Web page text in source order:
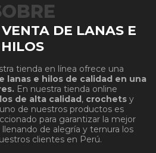
DE LANAS E
HILOS
tienda en línea ofrece una
lanas e hilos de calidad en una
En nuestra tienda online
de alta calidad, crochets y
de nuestros productos es
para garantizar la mejor
de alegría y ternura los
clientes en Perú.